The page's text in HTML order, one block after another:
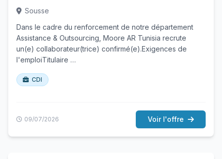
Sousse
Dans le cadre du renforcement de notre département
Assistance & Outsourcing, Moore AR Tunisia recrute
un(e) collaborateur(trice) confirmé(e).Exigences de
l'emploiTitulaire …
CDI
09/07/2026 Voir l'offre